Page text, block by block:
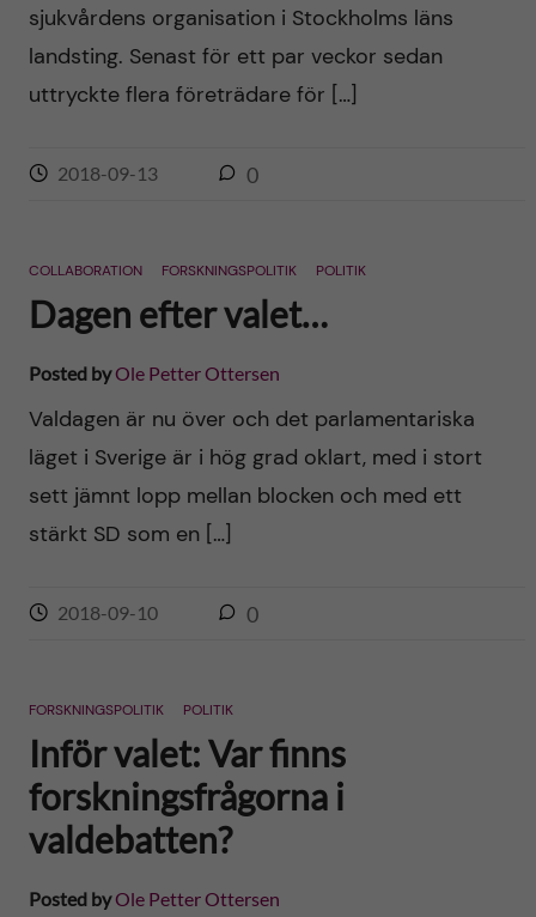
sjukvårdens organisation i Stockholms läns
landsting. Senast för ett par veckor sedan
uttryckte flera företrädare för […]
2018-09-13 0
COLLABORATION FORSKNINGSPOLITIK POLITIK
Dagen efter valet…
Posted byOle Petter Ottersen
Valdagen är nu över och det parlamentariska
läget i Sverige är i hög grad oklart, med i stort
sett jämnt lopp mellan blocken och med ett
stärkt SD som en […]
2018-09-10 0
FORSKNINGSPOLITIK POLITIK
Inför valet: Var finns
forskningsfrågorna i
valdebatten?
Posted byOle Petter Ottersen